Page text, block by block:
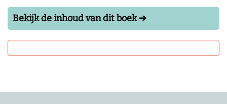
Bekijk de inhoud van dit boek ➔